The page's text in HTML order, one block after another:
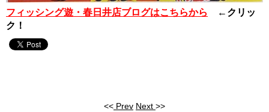
フィッシング遊・春日井店ブログはこちらから
←クリッ
ク！
<< Prev Next >>